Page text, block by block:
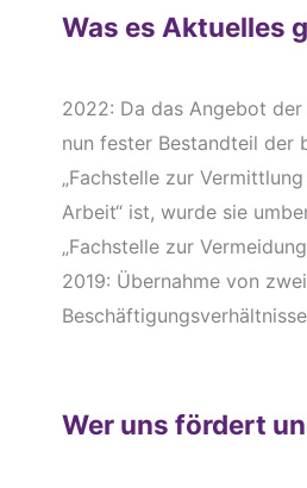
Was es Aktuelles
2022: Da das Angebot
nun fester Bestandteil der
„Fachstelle zur
Arbeit“ ist, wurde sie
„Fachstelle zur
2019: Übernahme von
Wer uns fördert